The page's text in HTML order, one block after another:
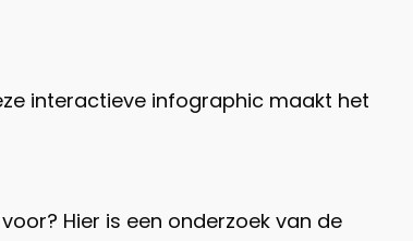
interactieve infographic maakt het
Hier is een onderzoek van de